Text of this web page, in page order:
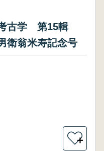
古学 第15輯
衛翁米寿記念号
＋